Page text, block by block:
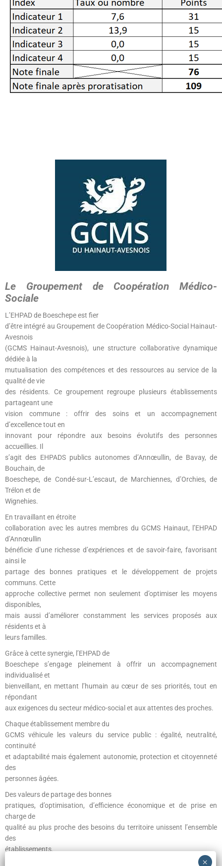
Le Groupement de Coopération Médico-
Sociale
L’EHPAD de Boeschepe est fier
d’être intégré au Groupement de Coopération Médico-Social Hainaut-
Avesnois
(GCMS Hainaut-Avesnois), une structure collaborative dynamique
dédiée à la
mutualisation des compétences et des ressources au service de la
qualité de vie
des résidents. Ce groupement regroupe plusieurs établissements
partageant une
vision commune : offrir des soins et un accompagnement
d’excellence tout en
innovant pour répondre aux besoins évolutifs des personnes
accueillies. Il
s’agit des EHPADS publics autonomes d’Annœullin, de Bavay, de
Bouchain, de
Boeschepe, de Condé-sur-L’escaut, de Marchiennes, d’Orchies, de
Trélon et de
Wignehies.
En travaillant en étroite
collaboration avec les autres membres du GCMS Hainaut, l’EHPAD
d’Annœullin
bénéficie d’une richesse d’expériences et de savoir-faire, favorisant
ainsi le
partage des bonnes pratiques et le développement de projets
communs. Cette
approche collective permet non seulement d’optimiser les moyens
disponibles,
mais aussi d’améliorer constamment les services proposés aux
résidents et à
leurs familles.
Grâce à cette synergie, l’EHPAD de
Boeschepe s’engage pleinement à offrir un accompagnement
individualisé et
bienveillant, en mettant l’humain au cœur de ses priorités, tout en
répondant
aux exigences du secteur médico-social et aux attentes des proches.
Chaque établissement membre du
GCMS véhicule les valeurs du service public : égalité, neutralité,
continuité
et adaptabilité mais également autonomie, protection et citoyenneté
des
personnes âgées.
Des valeurs de partage des bonnes
pratiques, d’optimisation, d’efficience économique et de prise en
charge de
qualité au plus proche des besoins du territoire unissent l’ensemble
des
établissements.